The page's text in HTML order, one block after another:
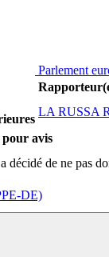
Parlement
LA RUSSA
avis
décidé de ne pas
DE)